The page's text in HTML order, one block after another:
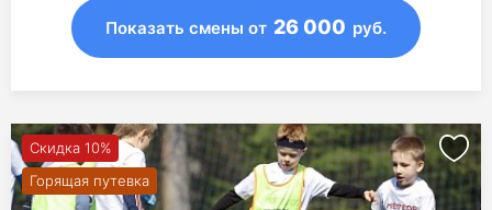
Показать смены от 26 000 руб.
Скидка 10%
Горящая путевка